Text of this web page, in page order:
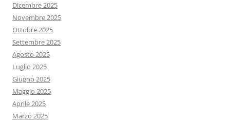
Dicembre 2025
Novembre 2025
Ottobre 2025
Settembre 2025
Agosto 2025
Luglio 2025
Giugno 2025
Maggio 2025
Aprile 2025
Marzo 2025